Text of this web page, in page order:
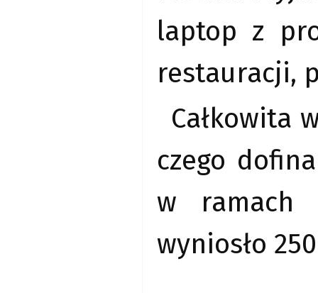
laptop z
restauracji,
Całkowita
czego
w ramach
wyniosło